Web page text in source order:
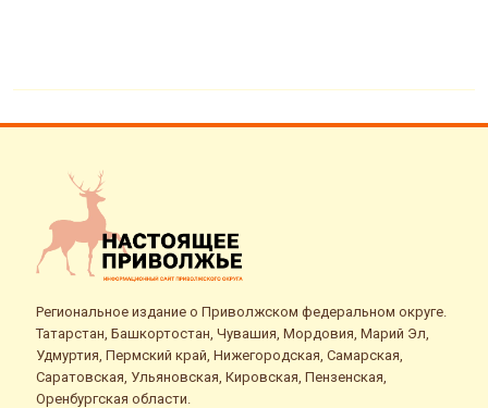
Региональное издание о Приволжском федеральном округе.
Татарстан, Башкортостан, Чувашия, Мордовия, Марий Эл,
Удмуртия, Пермский край, Нижегородская, Самарская,
Саратовская, Ульяновская, Кировская, Пензенская,
Оренбургская области.